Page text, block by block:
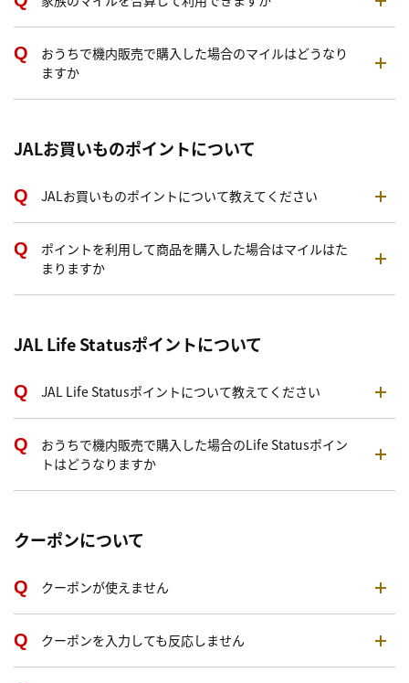
おうちで機内販売で購入した場合のマイルはどうなり
ますか
JALお買いものポイントについて
JALお買いものポイントについて教えてください
ポイントを利用して商品を購入した場合はマイルはた
まりますか
JAL Life Statusポイントについて
JAL Life Statusポイントについて教えてください
おうちで機内販売で購入した場合のLife Statusポイン
トはどうなりますか
クーポンについて
クーポンが使えません
クーポンを入力しても反応しません